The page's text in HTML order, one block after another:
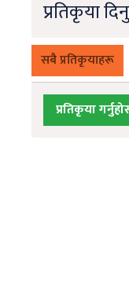
प्रतिकृया
सबै प्रतिकृयाहरू
प्रतिकृया